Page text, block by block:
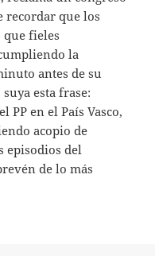
recordar que los
que fieles
la
antes de su
esta frase:
PP en el País Vasco,
acopio de
episodios del
de lo más